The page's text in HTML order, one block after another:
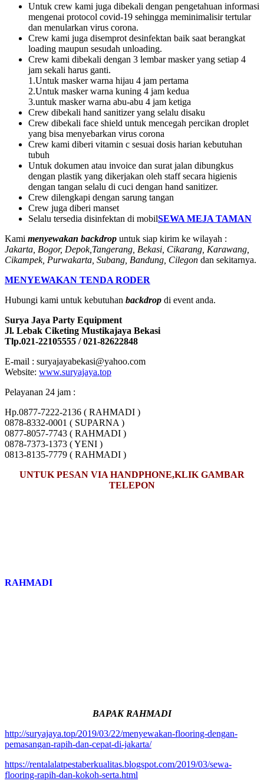
Untuk crew kami juga dibekali dengan pengetahuan informasi
mengenai protocol covid-19 sehingga meminimalisir tertular
dan menularkan virus corona.
Crew kami juga disemprot desinfektan baik saat berangkat
loading maupun sesudah unloading.
Crew kami dibekali dengan 3 lembar masker yang setiap 4
jam sekali harus ganti.
1.Untuk masker warna hijau 4 jam pertama
2.Untuk masker warna kuning 4 jam kedua
3.untuk masker warna abu-abu 4 jam ketiga
Crew dibekali hand sanitizer yang selalu disaku
Crew dibekali face shield untuk mencegah percikan droplet
yang bisa menyebarkan virus corona
Crew kami diberi vitamin c sesuai dosis harian kebutuhan
tubuh
Untuk dokumen atau invoice dan surat jalan dibungkus
dengan plastik yang dikerjakan oleh staff secara higienis
dengan tangan selalu di cuci dengan hand sanitizer.
Crew dilengkapi dengan sarung tangan
Crew juga diberi manset
Selalu tersedia disinfektan di mobilSEWA MEJA TAMAN
Kami menyewakan backdrop untuk siap kirim ke wilayah :
Jakarta, Bogor, Depok,Tangerang, Bekasi, Cikarang, Karawang,
Cikampek, Purwakarta, Subang, Bandung, Cilegon dan sekitarnya.
MENYEWAKAN TENDA RODER
Hubungi kami untuk kebutuhan backdrop di event anda.
Surya Jaya Party Equipment
Jl. Lebak Ciketing Mustikajaya Bekasi
Tlp.021-22105555 / 021-82622848
E-mail : suryajayabekasi@yahoo.com
Website: www.suryajaya.top
Pelayanan 24 jam :
Hp.0877-7222-2136 ( RAHMADI )
0878-8332-0001 ( SUPARNA )
0877-8057-7743 ( RAHMADI )
0878-7373-1373 ( YENI )
0813-8135-7779 ( RAHMADI )
UNTUK PESAN VIA HANDPHONE,KLIK GAMBAR
TELEPON
RAHMADI
BAPAK RAHMADI
http://suryajaya.top/2019/03/22/menyewakan-flooring-dengan-
pemasangan-rapih-dan-cepat-di-jakarta/
https://rentalalatpestaberkualitas.blogspot.com/2019/03/sewa-
flooring-rapih-dan-kokoh-serta.html